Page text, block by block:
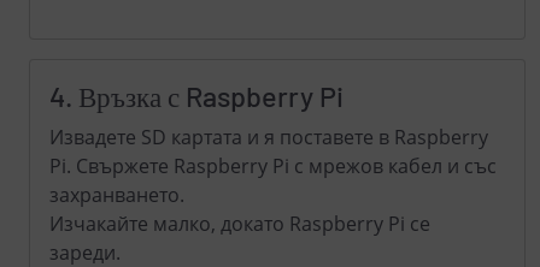
4. Връзка с Raspberry Pi
Извадете SD картата и я поставете в Raspberry
Pi. Свържете Raspberry Pi с мрежов кабел и със
захранването.
Изчакайте малко, докато Raspberry Pi се
зареди.